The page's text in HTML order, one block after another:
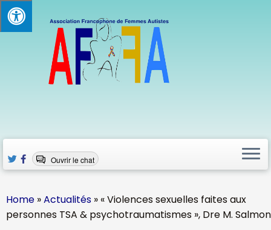
Skip
to
Ouvrir le chat
Home »Actualités » « Violences sexuelles faites aux
personnes TSA & psychotraumatismes », Dre M.